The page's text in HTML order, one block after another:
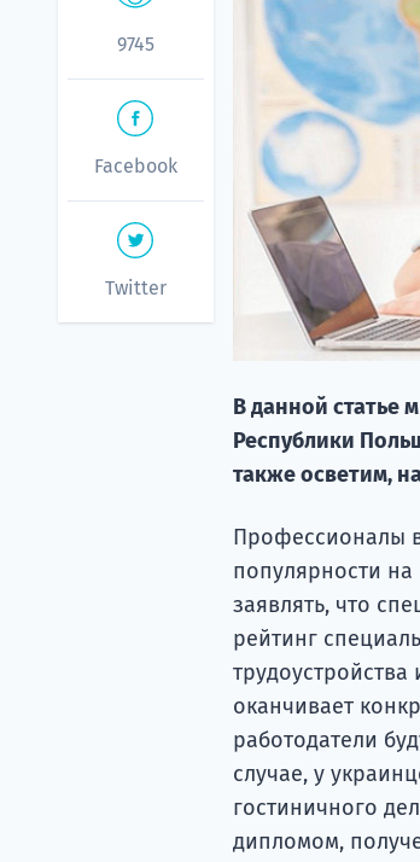
9745
Facebook
Twitter
В данной статье
Республики
также осветим,
Профессионалы
популярности
заявлять, что
рейтинг
оканчивает
работодатели
случае, у
гостиничного
дипломом,